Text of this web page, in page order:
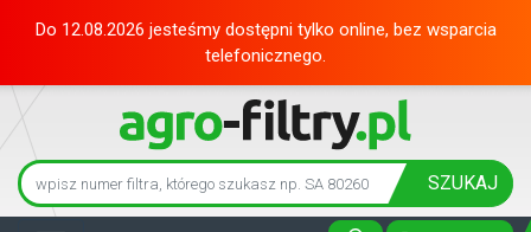
Do 12.08.2026 jesteśmy dostępni tylko online, bez wsparcia
telefonicznego.
SZUKAJ